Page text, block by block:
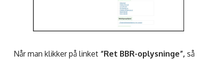
Når man klikker på linket “Ret BBR-oplysninge”, så